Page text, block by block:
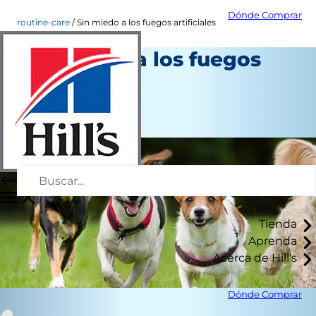
Dónde Comprar
Tienda
Aprenda
Acerca de Hill's
Dónde Comprar
routine-care Sin miedo a los fuegos artificiales
Sin miedo a los fuegos
artificiales
Cuidado diario
Autor del personal